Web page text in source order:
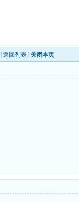
返回列表 关闭本页